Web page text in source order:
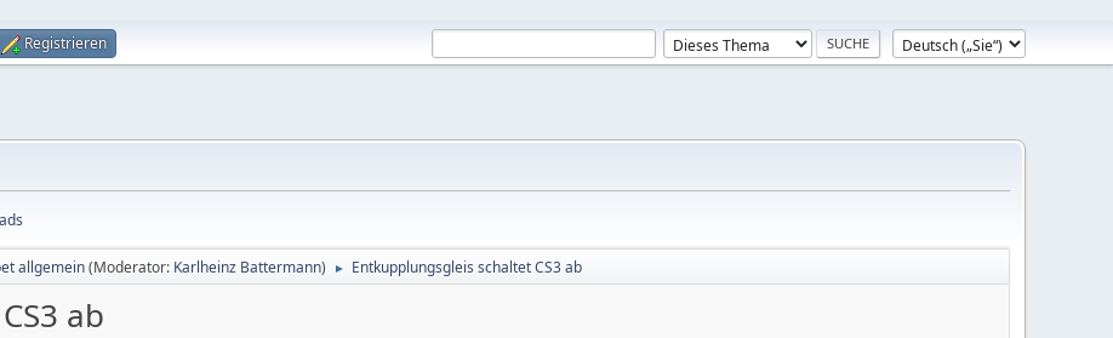
Registrieren
allgemein(Moderator: Karlheinz Battermann) ► Entkupplungsgleis schaltet CS3 ab
ab